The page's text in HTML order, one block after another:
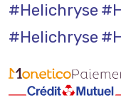
#Helichryse
#Helichryse